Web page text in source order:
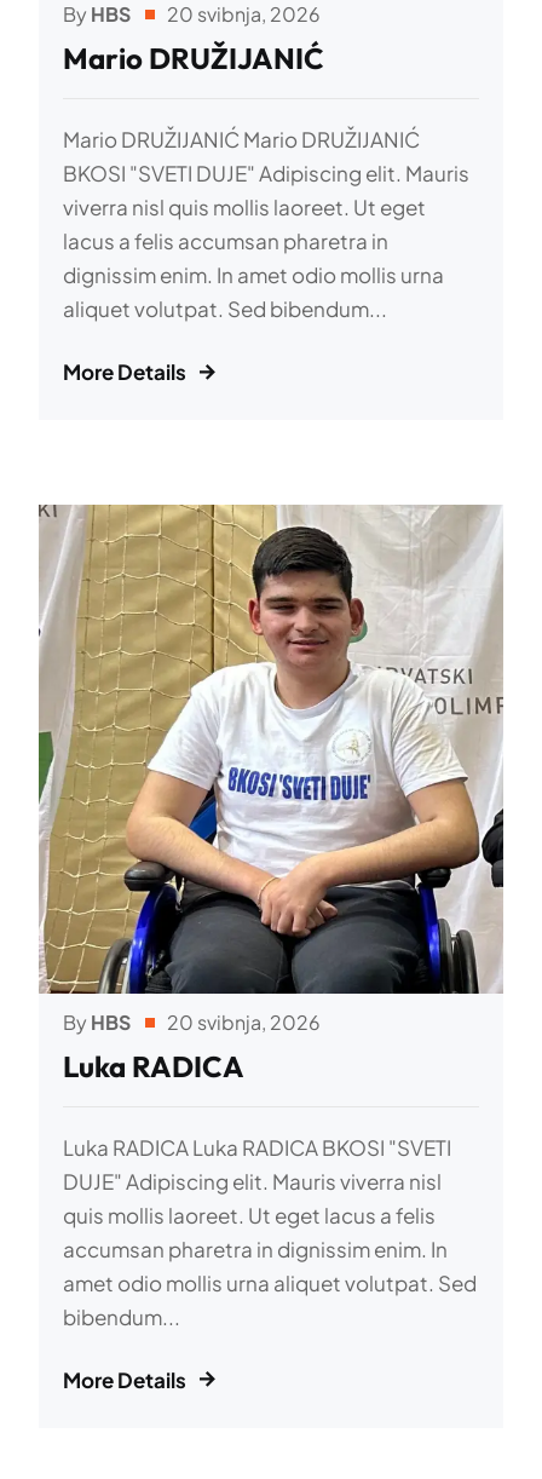
ByHBS 20 svibnja, 2026
Mario DRUŽIJANIĆ
Mario DRUŽIJANIĆ Mario DRUŽIJANIĆ
BKOSI "SVETI DUJE" Adipiscing elit. Mauris
viverra nisl quis mollis laoreet. Ut eget
lacus a felis accumsan pharetra in
dignissim enim. In amet odio mollis urna
aliquet volutpat. Sed bibendum...
More Details
ByHBS 20 svibnja, 2026
Luka RADICA
Luka RADICA Luka RADICA BKOSI "SVETI
DUJE" Adipiscing elit. Mauris viverra nisl
quis mollis laoreet. Ut eget lacus a felis
accumsan pharetra in dignissim enim. In
amet odio mollis urna aliquet volutpat. Sed
bibendum...
More Details